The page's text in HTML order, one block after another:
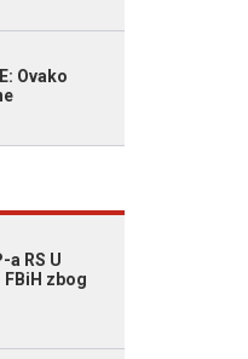
Ovako
a RS U
FBiH zbog